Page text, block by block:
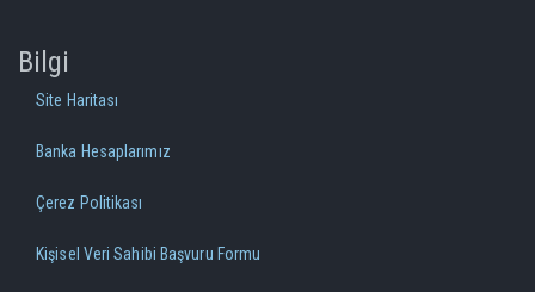
Bilgi
Site Haritası
Banka Hesaplarımız
Çerez Politikası
Kişisel Veri Sahibi Başvuru Formu